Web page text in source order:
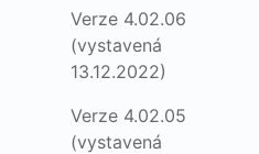
Verze 4.02.06
(vystavená
13.12.2022)
Verze 4.02.05
(vystavená